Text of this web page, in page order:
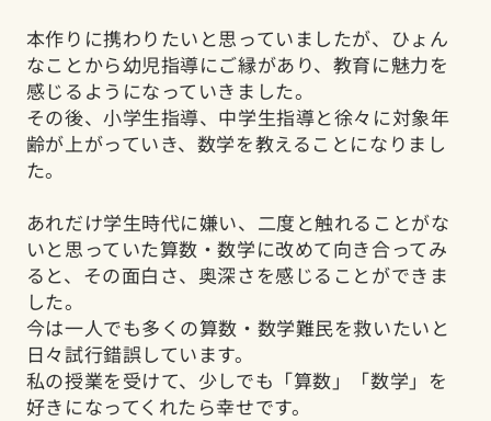
本作りに携わりたいと思っていましたが、ひょん
なことから幼児指導にご縁があり、教育に魅力を
感じるようになっていきました。
その後、小学生指導、中学生指導と徐々に対象年
齢が上がっていき、数学を教えることになりまし
た。
あれだけ学生時代に嫌い、二度と触れることがな
いと思っていた算数・数学に改めて向き合ってみ
ると、その面白さ、奥深さを感じることができま
した。
今は一人でも多くの算数・数学難民を救いたいと
日々試行錯誤しています。
私の授業を受けて、少しでも「算数」「数学」を
好きになってくれたら幸せです。